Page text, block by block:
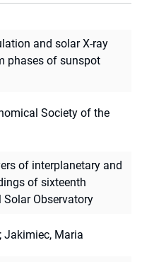
and solar X-ray
phases of sunspot
Society of the
of interplanetary and
of sixteenth
Observatory
; Jakimiec, Maria